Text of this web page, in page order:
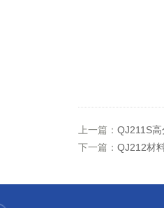
上一篇： QJ211S
下一篇： QJ212材